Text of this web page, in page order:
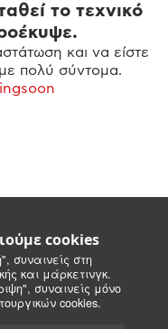
cookies
συναινείς στη
και μάρκετινγκ.
συναινείς μόνο
cookies.
το τεχνικό
και να είστε
πολύ σύντομα.